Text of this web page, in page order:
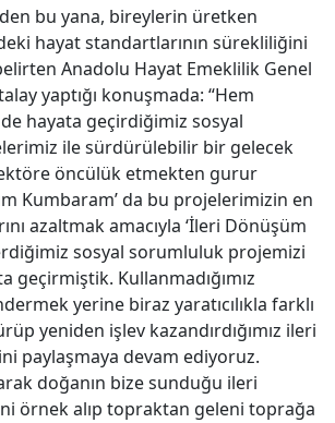
bu yana, bireylerin üretken
hayat standartlarının sürekliliğini
Anadolu Hayat Emeklilik Genel
yaptığı konuşmada: “Hem
hayata geçirdiğimiz sosyal
ile sürdürülebilir bir gelecek
öncülük etmekten gurur
Kumbaram’ da bu projelerimizin en
azaltmak amacıyla ‘İleri Dönüşüm
sosyal sorumluluk projemizi
geçirmiştik. Kullanmadığımız
yerine biraz yaratıcılıkla farklı
yeniden işlev kazandırdığımız ileri
paylaşmaya devam ediyoruz.
doğanın bize sunduğu ileri
örnek alıp topraktan geleni toprağa